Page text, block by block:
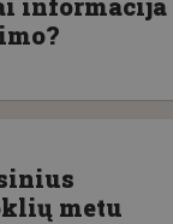
metu